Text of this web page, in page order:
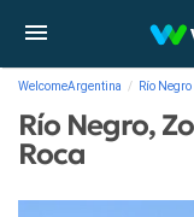
WelcomeArgentina Río Negro
Río Negro,
Roca